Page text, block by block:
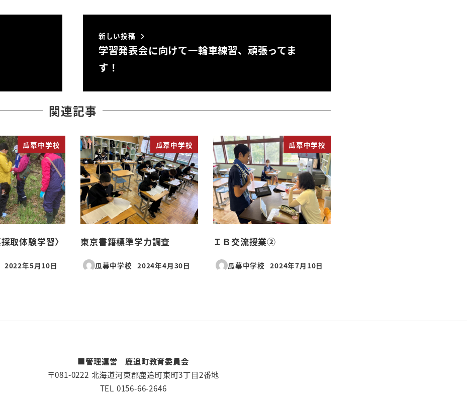
新しい投稿
学習発表会に向けて一輪車練習、頑張ってま
す！
関連記事
瓜幕中学校
取体験学習〉
投稿日
2022年5月10日
瓜幕中学校
東京書籍標準学力調査
瓜幕中学校
投稿日
2024年4月30日
瓜幕中学校
ＩＢ交流授業②
瓜幕中学校
投稿日
2024年7月10日
■管理運営 鹿追町教育委員会
〒081-0222 北海道河東郡鹿追町東町3丁目2番地
TEL 0156-66-2646